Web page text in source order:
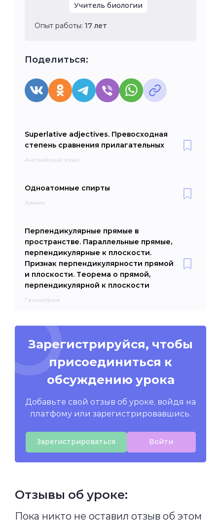
Учитель биологии
Опыт работы: 17 лет
Поделиться:
Superlative adjectives. Превосходная
степень сравнения прилагательных
Английский язык
Одноатомные спирты
Химия
Перпендикулярные прямые в
пространстве. Параллельные прямые,
перпендикулярные к плоскости.
Признак перпендикулярности прямой
и плоскости. Теорема о прямой,
перпендикулярной к плоскости
Геометрия
Зарегистрируйся, чтобы
присоединиться к
обсуждению урока
Добавьте свой отзыв об уроке, войдя на
платфому или зарегистрировавшись.
Зарегистрироваться Войти
Отзывы об уроке:
Пока никто не оставил отзыв об этом